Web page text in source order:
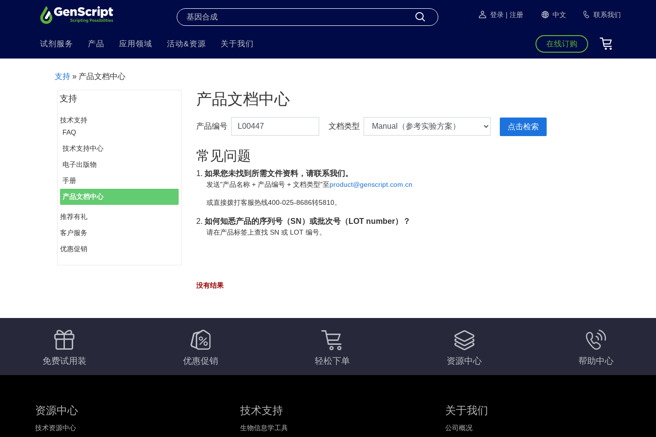
登录 | 注册 中文 联系我们
试剂服务 产品 应用领域 活动&资源 关于我们 在线订购
支持 » 产品文档中心
支持
技术支持
FAQ
技术支持中心
电子出版物
手册
产品文档中心
推荐有礼
客户服务
优惠促销
产品文档中心
产品编号 文档类型
常见问题
1. 如果您未找到所需文件资料，请联系我们。
发送"产品名称 + 产品编号 + 文档类型"至product@genscript.com.cn
或直接拨打客服热线400-025-8686转5810。
2. 如何知悉产品的序列号（SN）或批次号（LOT number）？
请在产品标签上查找 SN 或 LOT 编号。
没有结果
免费试用装 优惠促销 轻松下单 资源中心 帮助中心
资源中心
技术资源中心
技术支持
生物信息学工具
关于我们
公司概况